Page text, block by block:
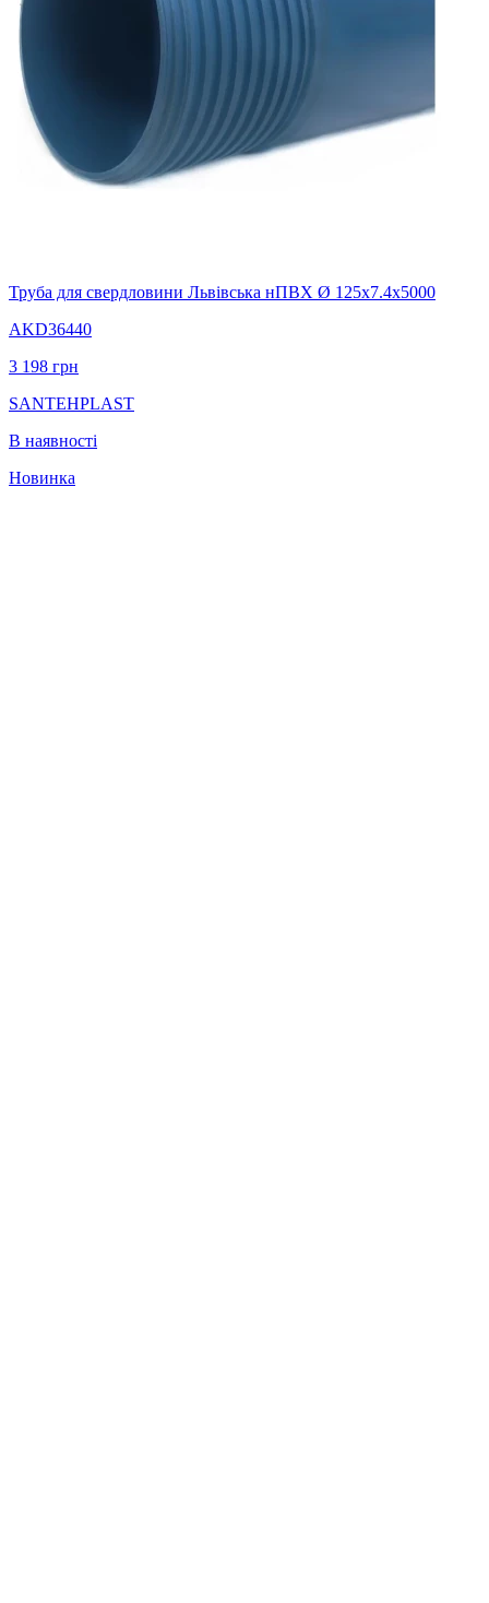
Труба для свердловини Львівська нПВХ Ø 125х7.4х5000
AKD36440
3 198 грн
SANTEHPLAST
В наявності
Новинка